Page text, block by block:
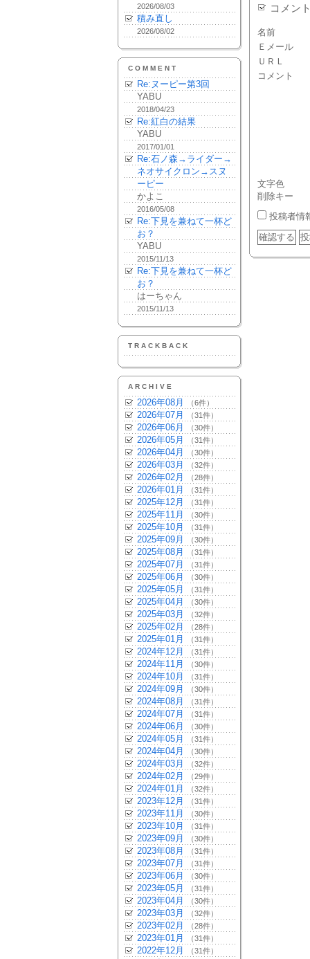
2026/08/03
積み直し
2026/08/02
COMMENT
Re:ヌーピー第3回
YABU
2018/04/23
Re:紅白の結果
YABU
2017/01/01
Re:石ノ森→ライダー→
ネオサイクロン→スヌ
ーピー
かよこ
2016/05/08
Re:下見を兼ねて一杯ど
お？
YABU
2015/11/13
Re:下見を兼ねて一杯ど
お？
はーちゃん
2015/11/13
TRACKBACK
ARCHIVE
2026年08月 （6件）
2026年07月 （31件）
2026年06月 （30件）
2026年05月 （31件）
2026年04月 （30件）
2026年03月 （32件）
2026年02月 （28件）
2026年01月 （31件）
2025年12月 （31件）
2025年11月 （30件）
2025年10月 （31件）
2025年09月 （30件）
2025年08月 （31件）
2025年07月 （31件）
2025年06月 （30件）
2025年05月 （31件）
2025年04月 （30件）
2025年03月 （32件）
2025年02月 （28件）
2025年01月 （31件）
2024年12月 （31件）
2024年11月 （30件）
2024年10月 （31件）
2024年09月 （30件）
2024年08月 （31件）
2024年07月 （31件）
2024年06月 （30件）
2024年05月 （31件）
2024年04月 （30件）
2024年03月 （32件）
2024年02月 （29件）
2024年01月 （32件）
2023年12月 （31件）
2023年11月 （30件）
2023年10月 （31件）
2023年09月 （30件）
2023年08月 （31件）
2023年07月 （31件）
2023年06月 （30件）
2023年05月 （31件）
2023年04月 （30件）
2023年03月 （32件）
2023年02月 （28件）
2023年01月 （31件）
2022年12月 （31件）
コメン
名前
Ｅメール
ＵＲＬ
コメント
文字色
削除キー
投稿者情